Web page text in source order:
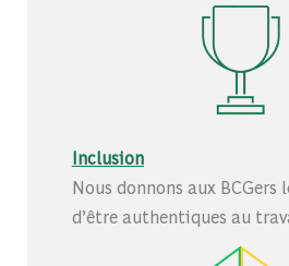
Inclusion
Nous donnons aux BCGers
d’être authentiques au